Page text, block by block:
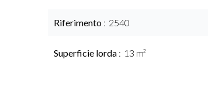
Riferimento 2540
Superficie lorda 13 m²